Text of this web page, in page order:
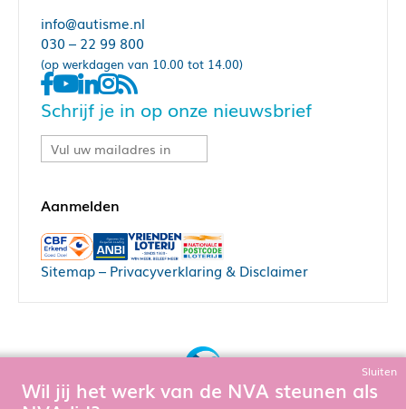
info@autisme.nl
030 – 22 99 800
(op werkdagen van 10.00 tot 14.00)
Schrijf je in op onze nieuwsbrief
Sitemap– Privacyverklaring & Disclaimer
Sluiten
Wil jij het werk van de NVA steunen als